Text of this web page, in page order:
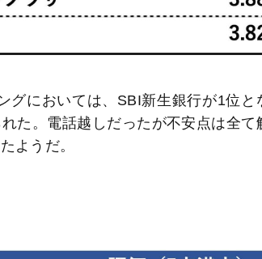
グにおいては、SBI新生銀行が1位と
た。電話越しだったが不安点は全て
ようだ。